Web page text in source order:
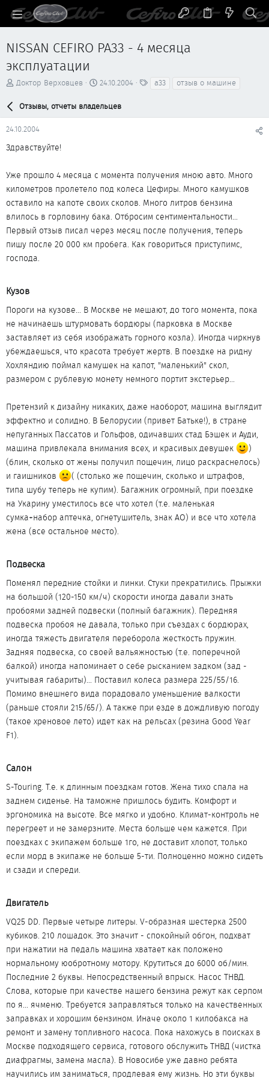
NISSAN CEFIRO PA33 - 4 месяца
эксплуатации
А
р
т
е
Доктор Верховцев
Д
т
а
24.10.2004 a33 отзыв о машине
Отзывы, отчеты владельцев
24.10.2004
Здравствуйте!
Уже прошло 4 месяца с момента получения мною авто. Много
километров пролетело под колеса Цефиры. Много камушков
оставило на капоте своих сколов. Много литров бензина
влилось в горловину бака. Отбросим сентиментальности...
Первый отзыв писал через месяц после получения, теперь
пишу после 20 000 км пробега. Как говориться приступимс,
господа.
Кузов​
Пороги на кузове... В Москве не мешают, до того момента, пока
не начинаешь штурмовать бордюры (парковка в Москве
заставляет из себя изображать горного козла). Иногда чиркнув
убеждаешься, что красота требует жертв. В поездке на ридну
Хохляндию поймал камушек на капот, "маленький" скол,
размером с рублевую монету немного портит экстерьер...
Претензий к дизайну никаких, даже наоборот, машина выглядит
эффектно и солидно. В Белорусии (привет Батьке!), в стране
непуганных Пассатов и Гольфов, одичавших стад Бэшек и Ауди,
машина привлекала внимания всех, и красивых девушек
)
(блин, сколько от жены получил пощечин, лицо раскраснелось)
и гаишников
( (столько же пощечин, сколько и штрафов,
типа шубу теперь не купим). Багажник огромный, при поездке
на Укарину уместилось все что хотел (т.е. маленькая
сумка+набор аптечка, огнетушитель, знак АО) и все что хотела
жена (все остальное место).
Подвеска​
Поменял передние стойки и линки. Стуки прекратились. Прыжки
на большой (120-150 км/ч) скорости иногда давали знать
пробоями задней подвески (полный багажник). Передняя
подвеска пробоя не давала, только при съездах с бордюрах,
иногда тяжесть двигателя переборола жесткость пружин.
Задняя подвеска, со своей вальяжностью (т.е. поперечной
балкой) иногда напоминает о себе рысканием задком (зад -
учитывая габариты)... Поставил колеса размера 225/55/16.
Помимо внешнего вида порадовало уменьшение валкости
(раньше стояли 215/65/). А также при езде в дождливую погоду
(такое хреновое лето) идет как на рельсах (резина Goоd Year
F1).
Салон​
S-Touring. Т.е. к длинным поездкам готов. Жена тихо спала на
заднем сиденье. На таможне пришлось будить. Комфорт и
эргономика на высоте. Все мягко и удобно. Климат-контроль не
перегреет и не замерзните. Места больше чем кажется. При
поездках с экипажем больше 1го, не доставит хлопот, только
если морд в экипаже не больше 5-ти. Полноценно можно сидеть
и сзади и спереди.
Двигатель​
VQ25 DD. Первые четыре литеры. V-образная шестерка 2500
кубиков. 210 лошадок. Это значит - спокойный обгон, подхват
при нажатии на педаль машина хватает как положено
нормальному юобротному мотору. Крутиться до 6000 об/мин.
Последние 2 буквы. Непосредственный впрыск. Насос ТНВД.
Слова, которые при качестве нашего бензина режут как серпом
по я... ячменю. Требуется заправляться только на качественных
заправках и хорошим бензином. Иначе около 1 килобакса на
ремонт и замену топливного насоса. Пока нахожусь в поисках в
Москве подходящего сервиса, готового обслужить ТНВД (чистка
диафрагмы, замена масла). В Новосибе уже давно ребята
научились им заниматься, продлевая ему жизнь. Но эти буквы